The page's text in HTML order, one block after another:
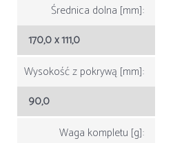
Średnica dolna [mm]:
170,0 x 111,0
Wysokość z pokrywą [mm]:
90,0
Waga kompletu [g]: